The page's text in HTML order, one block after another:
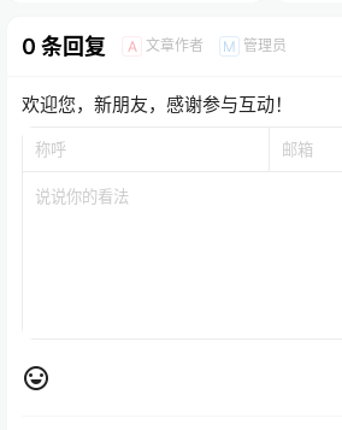
0 条回复 A 文章作者 M 管理员
欢迎您，新朋友，感谢参与互动！